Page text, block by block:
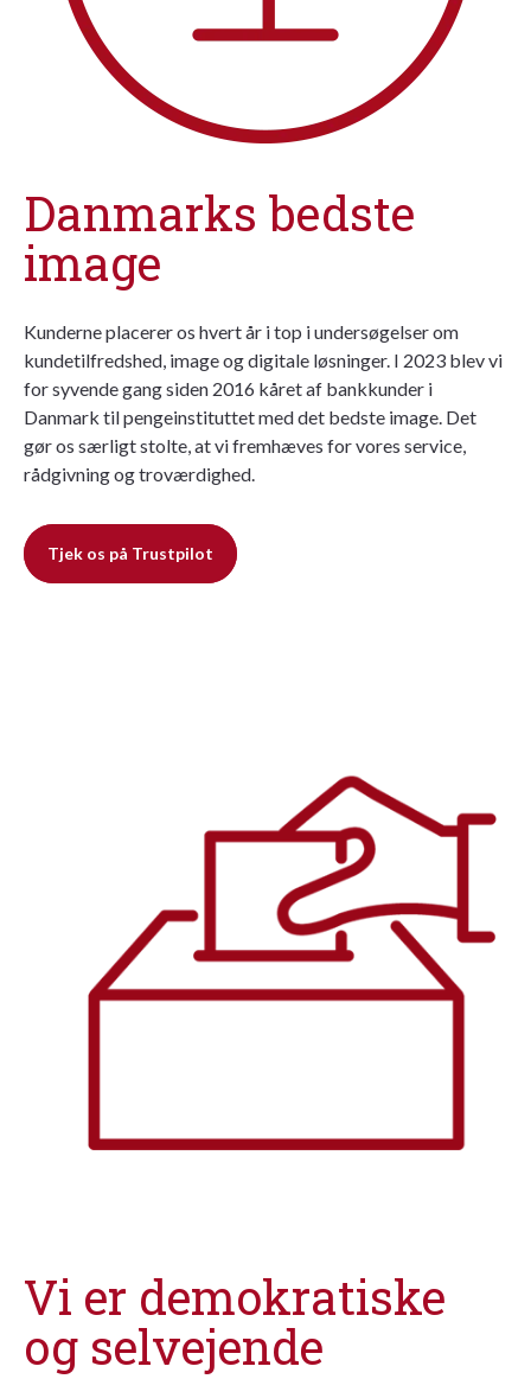
Danmarks bedste
image
Kunderne placerer os hvert år i top i undersøgelser om
kundetilfredshed, image og digitale løsninger. I 2023 blev vi
for syvende gang siden 2016 kåret af bankkunder i
Danmark til pengeinstituttet med det bedste image. Det
gør os særligt stolte, at vi fremhæves for vores service,
rådgivning og troværdighed.
Tjek os på Trustpilot
Vi er demokratiske
og selvejende